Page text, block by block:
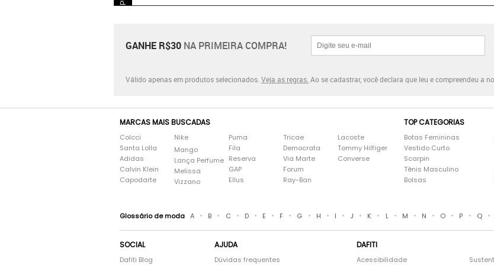
GANHE R$30 NA PRIMEIRA COMPRA!
Válido apenas em produtos selecionados. Veja as regras. Ao se cadastrar, você declara que leu e compreendeu a
MARCAS MAIS BUSCADAS
Colcci
Santa Lolla
Adidas
Calvin Klein
Capodarte
Nike
Mango
Lança Perfume
Melissa
Vizzano
Puma
Fila
Reserva
GAP
Ellus
Tricae
Democrata
Via Marte
Forum
Ray-Ban
Lacoste
Tommy Hilfiger
Converse
TOP CATEGORIAS
Botas Femininas
Vestido Curto
Scarpin
Tênis Masculino
Bolsas
Glossário de moda A • B • C • D • E • F • G • H • I • J • K • L • M • N • O • P • Q •
SOCIAL
Dafiti Blog
AJUDA
Dúvidas frequentes
DAFITI
Acessibilidade